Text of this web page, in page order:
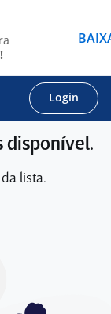
Login
disponível.
lista.